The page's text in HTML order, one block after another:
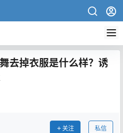
去掉衣服是什么样？诱
关注 私信